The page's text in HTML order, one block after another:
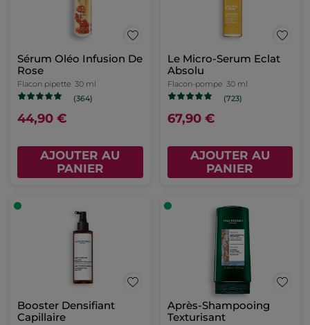
Sérum Oléo Infusion De
Rose
Flacon pipette 30 ml
(364)
44,90 €
AJOUTER AU
PANIER
Le Micro-Serum Eclat
Absolu
Flacon-pompe 30 ml
(723)
67,90 €
AJOUTER AU
PANIER
Booster Densifiant
Capillaire
Après-Shampooing
Texturisant